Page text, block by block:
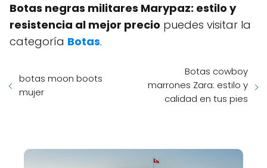
Botas negras militares Marypaz: estilo y
resistencia al mejor precio puedes visitar la
categoría Botas.
botas moon boots
mujer
Botas cowboy
marrones Zara: estilo y
calidad en tus pies